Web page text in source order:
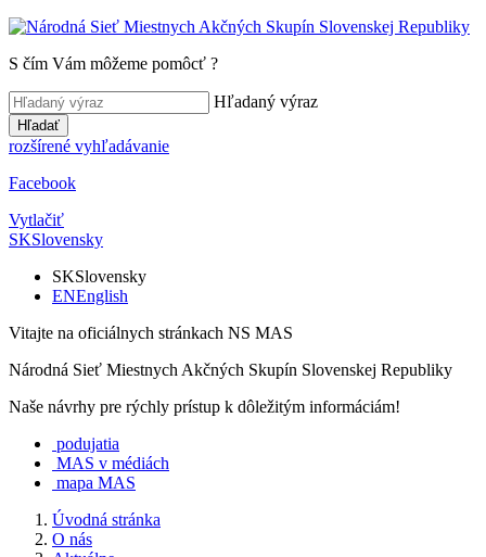
S čím Vám môžeme pomôcť ?
Hľadaný výraz
Hľadať
rozšírené vyhľadávanie
Facebook
Vytlačiť
SKSlovensky
SKSlovensky
ENEnglish
Vitajte na oficiálnych stránkach NS MAS
Národná Sieť Miestnych Akčných Skupín Slovenskej Republiky
Naše návrhy pre rýchly prístup k dôležitým informáciám!
podujatia
MAS v médiách
mapa MAS
Úvodná stránka
O nás